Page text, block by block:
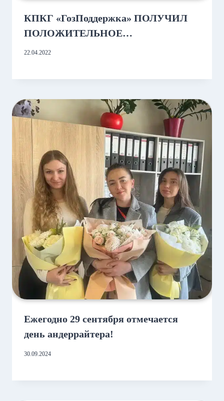
КПКГ «ГозПоддержка» ПОЛУЧИЛ
ПОЛОЖИТЕЛЬНОЕ
АУДИТОРСКОЕ ЗАКЛЮЧЕНИЕ!
22.04.2022
Ежегодно 29 сентября отмечается
день андеррайтера!
30.09.2024